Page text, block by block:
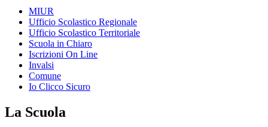
MIUR
Ufficio Scolastico Regionale
Ufficio Scolastico Territoriale
Scuola in Chiaro
Iscrizioni On Line
Invalsi
Comune
Io Clicco Sicuro
La Scuola